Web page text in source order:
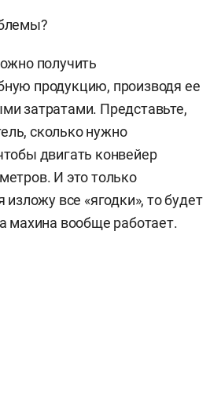
получить
продукцию, производя ее
затратами. Представьте,
сколько нужно
двигать конвейер
И это только
изложу все «ягодки», то будет
махина вообще работает.